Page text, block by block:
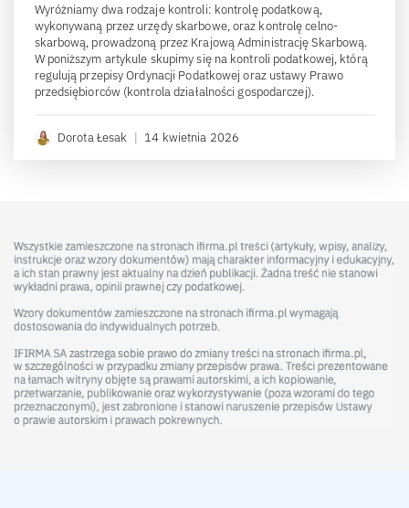
Wyróżniamy dwa rodzaje kontroli: kontrolę podatkową,
wykonywaną przez urzędy skarbowe, oraz kontrolę celno-
skarbową, prowadzoną przez Krajową Administrację Skarbową.
W poniższym artykule skupimy się na kontroli podatkowej, którą
regulują przepisy Ordynacji Podatkowej oraz ustawy Prawo
przedsiębiorców (kontrola działalności gospodarczej).
Dorota Łesak | 14 kwietnia 2026